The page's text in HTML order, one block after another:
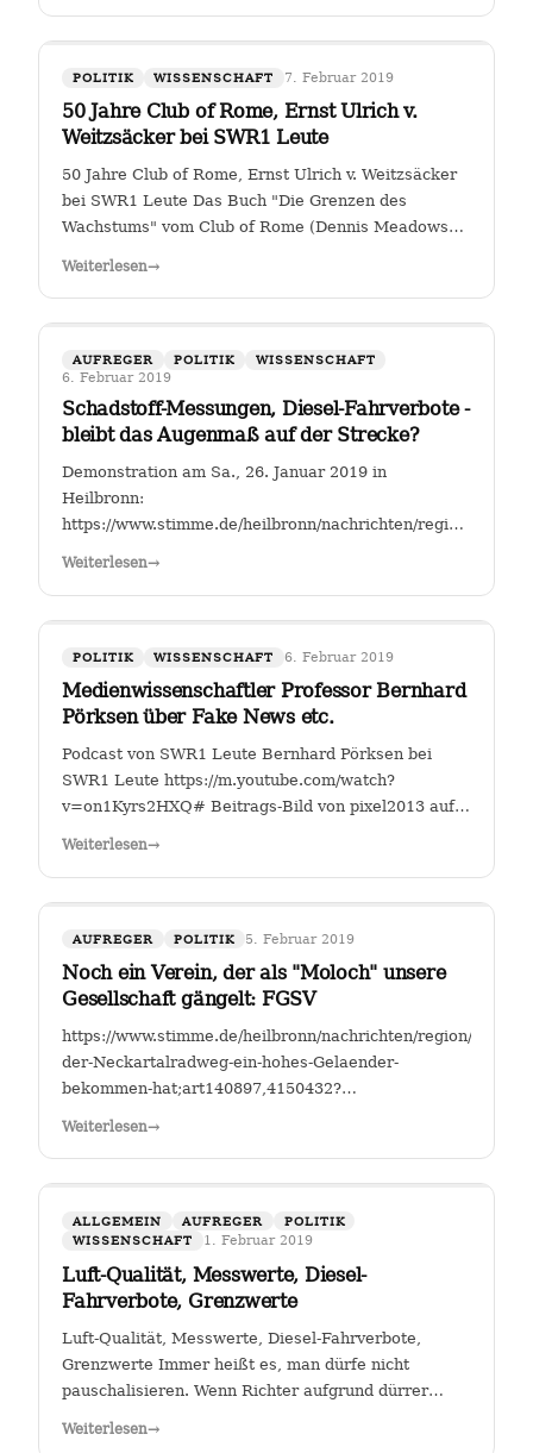
POLITIK WISSENSCHAFT 7. Februar 2019
50 Jahre Club of Rome, Ernst Ulrich v.
Weitzsäcker bei SWR1 Leute
50 Jahre Club of Rome, Ernst Ulrich v. Weitzsäcker
bei SWR1 Leute Das Buch "Die Grenzen des
Wachstums" vom Club of Rome (Dennis Meadows
Weiterlesen→
AUFREGER POLITIK WISSENSCHAFT
6. Februar 2019
Schadstoff-Messungen, Diesel-Fahrverbote -
bleibt das Augenmaß auf der Strecke?
Demonstration am Sa., 26. Januar 2019 in
Heilbronn:
https://www.stimme.de/heilbronn/nachrichten/region/
Fahrverbote-Proteststimmung-
Weiterlesen→
POLITIK WISSENSCHAFT 6. Februar 2019
Medienwissenschaftler Professor Bernhard
Pörksen über Fake News etc.
Podcast von SWR1 Leute Bernhard Pörksen bei
SWR1 Leute https://m.youtube.com/watch?
v=on1Kyrs2HXQ# Beitrags-Bild von pixel2013 auf
Weiterlesen→
AUFREGER POLITIK 5. Februar 2019
Noch ein Verein, der als "Moloch" unsere
Gesellschaft gängelt: FGSV
https://www.stimme.de/heilbronn/nachrichten/region/Warum-
der-Neckartalradweg-ein-hohes-Gelaender-
bekommen-hat;art140897,4150432?
Weiterlesen→
ALLGEMEIN AUFREGER
POLITIK
WISSENSCHAFT
1. Februar 2019
Luft-Qualität, Messwerte, Diesel-
Fahrverbote, Grenzwerte
Luft-Qualität, Messwerte, Diesel-Fahrverbote,
Grenzwerte Immer heißt es, man dürfe nicht
pauschalisieren. Wenn Richter aufgrund dürrer
Weiterlesen→